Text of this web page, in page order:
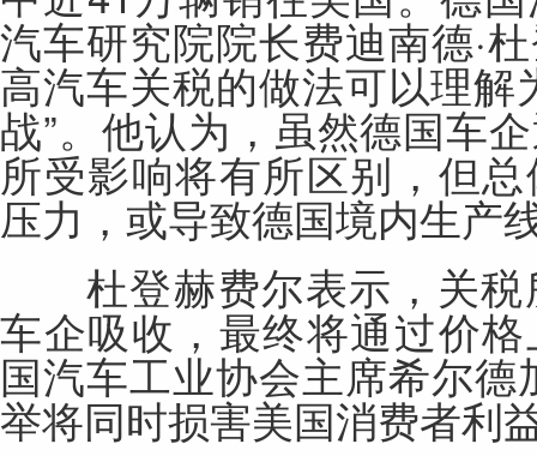
汽车研究院院长费迪南德·
高汽车关税的做法可以理解
战”。他认为，虽然德国车
所受影响将有所区别，但
压力，或导致德国境内生产
杜登赫费尔表示，关税
车企吸收，最终将通过价
国汽车工业协会主席希尔德
举将同时损害美国消费者利